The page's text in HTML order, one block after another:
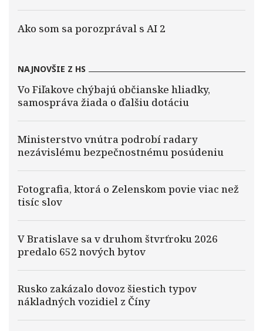
Ako som sa porozprával s AI 2
NAJNOVŠIE Z HS
Vo Fiľakove chýbajú občianske hliadky,
samospráva žiada o ďalšiu dotáciu
Ministerstvo vnútra podrobí radary
nezávislému bezpečnostnému posúdeniu
Fotografia, ktorá o Zelenskom povie viac než
tisíc slov
V Bratislave sa v druhom štvrťroku 2026
predalo 652 nových bytov
Rusko zakázalo dovoz šiestich typov
nákladných vozidiel z Číny